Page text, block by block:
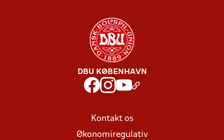
DBU KØBENHAVN
Kontakt os
Økonomiregulativ